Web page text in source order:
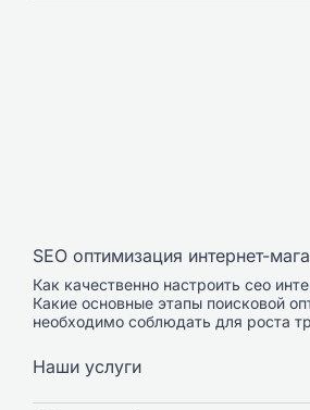
SEO оптимизация интернет-
Как качественно настроить сео
Какие основные этапы поисковой
необходимо соблюдать для роста
Наши услуги